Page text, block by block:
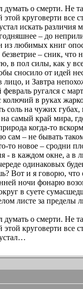
думать о смерти. Не
круговерти все
искать
– до
из любимых книг
– сник, что
в пол силы, как у
сносило от идей
лицо, и Завтра
ругался с
в руках
соль на чужих
самый край мира,
когда-то
сам – не бывать
то новое – сродни
- в каждом окне, а в
одинаковых
Вот и я говорю, что
ночи фонарю
в суете
листе за пределы
думать о смерти. Не
круговерти все